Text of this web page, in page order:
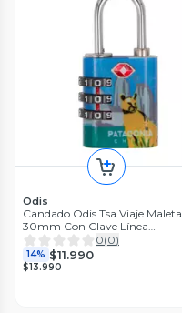
Odis
Candado Odis Tsa Viaje Maleta
30mm Con Clave Línea
Explora - Patagonia
0(0)
14% $11.990
$13.990